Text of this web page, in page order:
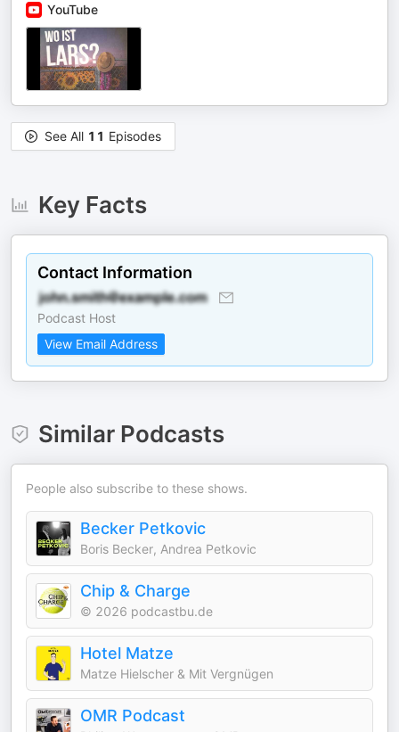
YouTube
See All 11 Episodes
Key Facts
Contact Information
Podcast Host
View Email Address
Similar Podcasts
People also subscribe to these shows.
Becker Petkovic
Boris Becker, Andrea Petkovic
Chip & Charge
© 2026 podcastbu.de
Hotel Matze
Matze Hielscher & Mit Vergnügen
OMR Podcast